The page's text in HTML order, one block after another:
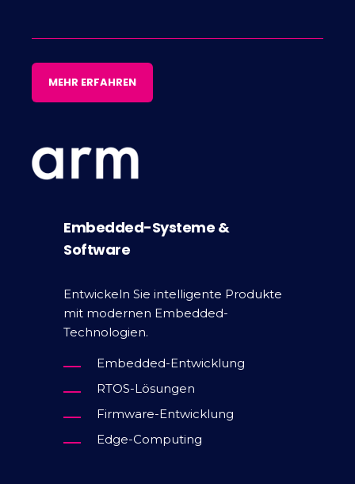
MEHR ERFAHREN
Embedded-Systeme &
Software
Entwickeln Sie intelligente Produkte
mit modernen Embedded-
Technologien.
Embedded-Entwicklung
RTOS-Lösungen
Firmware-Entwicklung
Edge-Computing